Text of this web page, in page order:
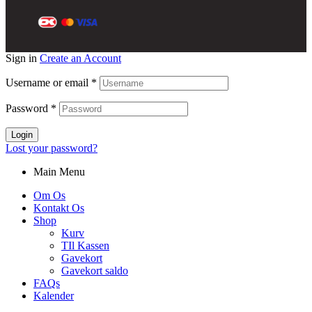
Sign in Create an Account
Username or email *
Password *
Login
Lost your password?
Main Menu
Om Os
Kontakt Os
Shop
Kurv
TIl Kassen
Gavekort
Gavekort saldo
FAQs
Kalender